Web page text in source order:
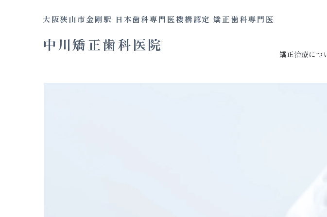
大阪狭山市金剛駅 日本歯科専門医機構認定 矯正歯科専門医
中川矯正歯科医院
矯正治療につ